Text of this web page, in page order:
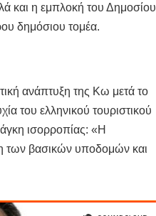
και η εμπλοκή του Δημοσίου
δημόσιου τομέα.
ανάπτυξη της Κω μετά το
του ελληνικού τουριστικού
ισορροπίας: «Η
των βασικών υποδομών και